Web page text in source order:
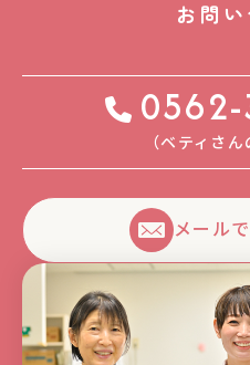
お問
（ベティさ
メール